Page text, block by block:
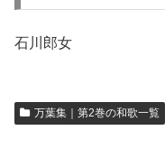
石川郎女
万葉集｜第2巻の和歌一覧